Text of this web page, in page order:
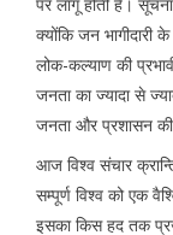
क्योंकि जन
लोक-कल्याण की
जनता का ज्यादा से
जनता और प्रशासन
आज विश्व संचार
सम्पूर्ण विश्व को एक
इसका किस हद तक